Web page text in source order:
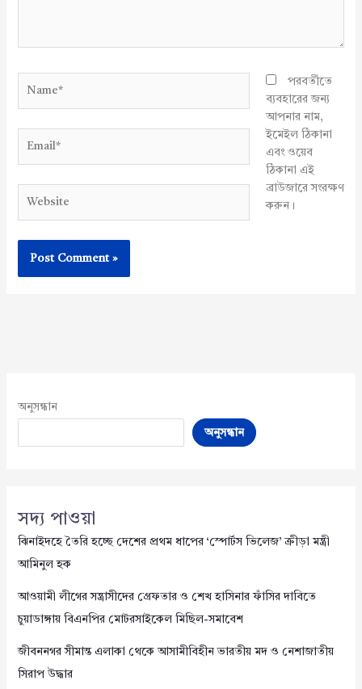
পরবর্তীতে
ব্যবহারের জন্য
আপনার নাম,
ইমেইল ঠিকানা
এবং ওয়েব
ঠিকানা এই
ব্রাউজারে সংরক্ষণ
করুন।
অনুসন্ধান
অনুসন্ধান
সদ্য পাওয়া
ঝিনাইদহে তৈরি হচ্ছে দেশের প্রথম ধাপের ‘স্পোর্টস ভিলেজ’ ক্রীড়া মন্ত্রী
আমিনুল হক
আওয়ামী লীগের সন্ত্রাসীদের গ্রেফতার ও শেখ হাসিনার ফাঁসির দাবিতে
চুয়াডাঙ্গায় বিএনপির মোটরসাইকেল মিছিল-সমাবেশ
জীবননগর সীমান্ত এলাকা থেকে আসামীবিহীন ভারতীয় মদ ও নেশাজাতীয়
সিরাপ উদ্ধার